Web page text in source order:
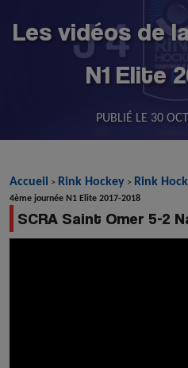
Les vidéos de
N1 Elite
PUBLIÉ LE 30
Accueil > Rink Hockey > Rink
4ème journée N1 Elite 2017-2018
SCRA Saint Omer 5-2